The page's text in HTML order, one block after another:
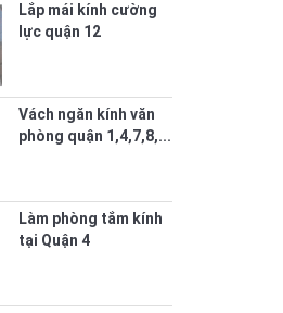
Lắp mái kính cường
lực quận 12
Vách ngăn kính văn
phòng quận 1,4,7,8,...
Làm phòng tắm kính
tại Quận 4